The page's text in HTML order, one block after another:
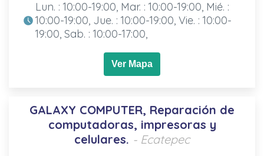
Lun. : 10:00-19:00, Mar. : 10:00-19:00, Mié. :
10:00-19:00, Jue. : 10:00-19:00, Vie. : 10:00-
19:00, Sab. : 10:00-17:00,
Ver Mapa
GALAXY COMPUTER, Reparación de
computadoras, impresoras y
celulares. - Ecatepec